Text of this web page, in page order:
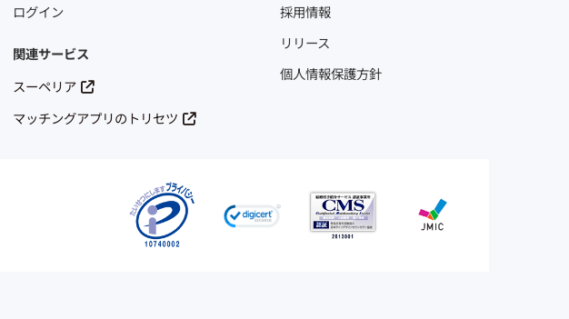
ログイン
関連サービス
スーペリア
マッチングアプリのトリセツ
採用情報
リリース
個人情報保護方針